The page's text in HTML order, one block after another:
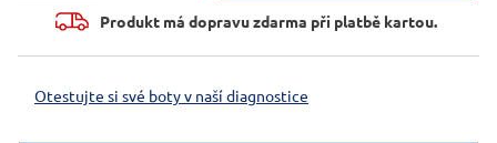
Produkt má dopravu zdarma při platbě kartou.
Otestujte si své boty v naší diagnostice